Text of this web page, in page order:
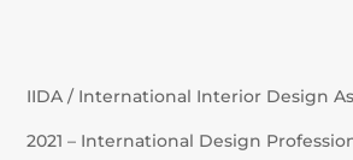
IIDA / International Interior Design
2021 – International Design